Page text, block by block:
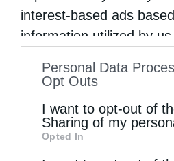
interest-based ads
information utilized by
to your opt-out. You
information by third
of downstream
Personal Data
Opt Outs
I want to opt-out of
Sharing of my
Opted In